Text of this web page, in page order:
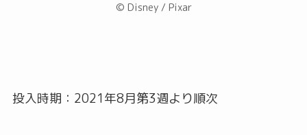
© Disney / Pixar
投入時期：2021年8月第3週より順次